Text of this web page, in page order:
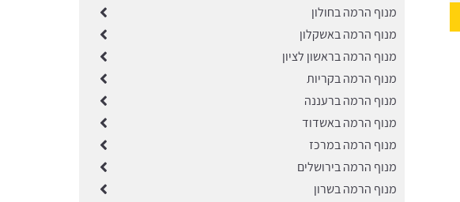
מנוף הרמה בחולון
מנוף הרמה באשקלון
מנוף הרמה בראשון לציון
מנוף הרמה בקריות
מנוף הרמה ברעננה
מנוף הרמה באשדוד
מנוף הרמה במרכז
מנוף הרמה בירושלים
מנוף הרמה בשרון